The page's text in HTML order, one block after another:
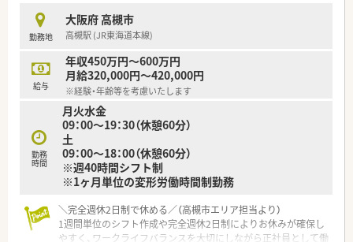
きます。
■最新の全自動分割分包機などを活用し、正確かつスピーディー
な調剤を行うことで、患者様の待ち時間短縮にも努めてもらいま
す。
■ドクターとの良好な連携を活かし、患者様の容態に応じた適切
な疑義紹介や処方提案など、薬剤師としての専門性を発揮できま
す。
【職場環境と雰囲気】
■平均年齢は30歳代半ばと若手が中心になって活躍しており、
おっとりとした優しい性格のスタッフが多く馴染みやすい環境
です。
■店舗間の距離が近いためヘルプ体制が非常に強固であり、急な
います。
■風通しの良いアットホームな雰囲気が特徴で、中途入社の方で
もすぐに馴染めるよう周囲がしっかりとサポートする体制があ
勤務地
大阪府 高槻市
高槻駅 (JR東海道本線)
給与
年収450万円～600万円
月給320,000円～420,000円
※経験・年齢等を考慮いたします
勤務
時間
月火水金
09：00～19：30（休憩60分）
土
09：00～18：00（休憩60分）
※週40時間シフト制
※1ヶ月単位の変形労働時間制勤務
＼完全週休2日制で休める／（高槻市エリア担当より）
1週間単位のシフト作成や完全週休2日制によりお休みが確保し
やすく、ワークライフバランスを大切にしながら正社員として働